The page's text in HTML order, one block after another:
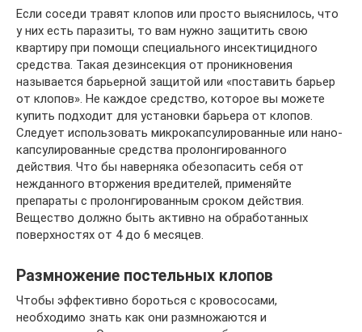
Если соседи травят клопов или просто выяснилось, что
у них есть паразиты, то вам нужно защитить свою
квартиру при помощи специального инсектицидного
средства. Такая дезинсекция от проникновения
называется барьерной защитой или «поставить барьер
от клопов». Не каждое средство, которое вы можете
купить подходит для установки барьера от клопов.
Следует использовать микрокапсулированные или нано-
капсулированные средства пролонгированного
действия. Что бы наверняка обезопасить себя от
нежданного вторжения вредителей, применяйте
препараты с пролонгированным сроком действия.
Вещество должно быть активно на обработанных
поверхностях от 4 до 6 месяцев.
Размножение постельных клопов
Чтобы эффективно бороться с кровососами,
необходимо знать как они размножаются и